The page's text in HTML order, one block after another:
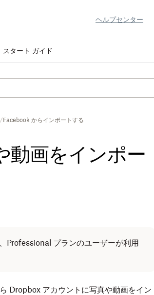
ヘルプセンター
スタート ガイド
Facebook からインポートする
画をインポー
Professional プランのユーザーが利用
Dropbox アカウントに写真や動画をイン